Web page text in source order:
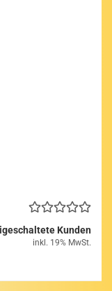
Kunden
inkl. 19% MwSt.